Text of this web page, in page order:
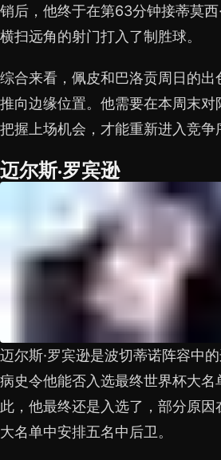
销后，他终于在第63分钟接蒂莫
横扫远角的射门打入了制胜球。
综合来看，佩皮和巴洛贡周日的
推向边缘位置。他需要在本周末对
把握上场机会，才能重新进入竞争
迈尔斯·罗宾逊
迈尔斯·罗宾逊是波切蒂诺阵容中
病史令他能否入选最终世界杯大名
此，他最终还是入选了，部分原因
大名单中安排五名中后卫。